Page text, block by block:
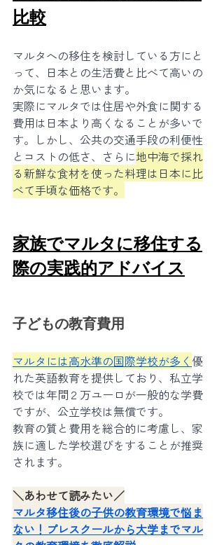
比較
マルタへの移住を検討している方にと
って、日本との生活費と比べて高いの
か気になると思います。
実際にマルタでは住居や外食に関する
費用は日本より高くなることが多いで
す。しかし、公共の交通手段の利便性
とコストの低さ、さらに地中海で採れ
る新鮮な食材を使った料理は日本に比
べて手頃な価格です。
家族でマルタに移住する
際の実践的アドバイス
子どもの教育費用
マルタには高水準の国際学校が多く 優
れた英語教育を提供しており、私立学
校では年間２万ユーロが一般的な学費
ですが、公立学校は無償です。
教育の質と費用を総合的に考慮し、家
族に適した学校選びをすることが推奨
されます。
＼あわせて読みたい／
マルタ移住後の子供の教育環境で悩ま
ない！プレスクールから大学までマル